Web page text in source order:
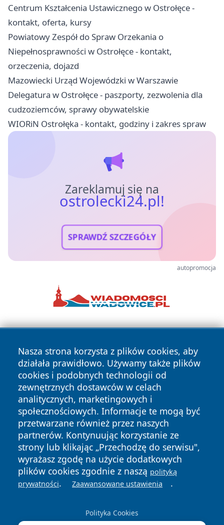
Centrum Kształcenia Ustawicznego w Ostrołęce -
kontakt, oferta, kursy
Powiatowy Zespół do Spraw Orzekania o
Niepełnosprawności w Ostrołęce - kontakt,
orzeczenia, dojazd
Mazowiecki Urząd Wojewódzki w Warszawie
Delegatura w Ostrołęce - paszporty, zezwolenia dla
cudzoziemców, sprawy obywatelskie
WIORiN Ostrołęka - kontakt, godziny i zakres spraw
Zareklamuj się na
ostrolecki24.pl!
SPRAWDŹ SZCZEGÓŁY
autopromocja
Nasza strona korzysta z plików cookies, aby
działała prawidłowo. Używamy także plików
cookies i podobnych technologii od
zewnętrznych dostawców w celach
analitycznych, marketingowych i
społecznościowych. Informacje te mogą być
przetwarzane również przez naszych
partnerów. Kontynuując korzystanie ze
strony lub klikając „Przechodzę do serwisu",
wyrażasz zgodę na użycie dodatkowych
plików cookies zgodnie z naszą polityką
prywatności. Zaawansowane ustawienia .
Polityka Cookies
Copyright © 2026 ostrolecki24.pl Wszystkie prawa
zastrzeżone.
News Autorzy
Polityka
Prywatności
Polityka
Cookies